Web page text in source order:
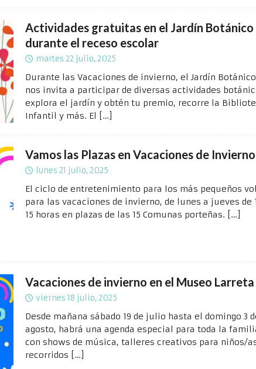
Actividades gratuitas en el Jardín Botánico
durante el receso escolar
martes 22 julio, 2025
Durante las Vacaciones de invierno, el Jardín Botánico
nos invita a participar de diversas actividades
explora el jardín y obtén tu premio, recorre la
Infantil y más. El
[…]
Vamos las Plazas en Vacaciones de Invierno
lunes 21 julio, 2025
El ciclo de entretenimiento para los más pequeños
para las vacaciones de invierno, de lunes a jueves de
15 horas en plazas de las 15 Comunas porteñas.
[…]
Vacaciones de invierno en el Museo Larreta
viernes 18 julio, 2025
Desde mañana sábado 19 de julio hasta el domingo 3
agosto, habrá una agenda especial para toda la
con shows de música, talleres creativos para niños/
recorridos
[…]